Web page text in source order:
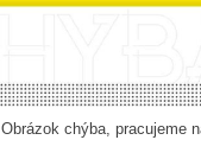
Obrázok chýba, pracujeme